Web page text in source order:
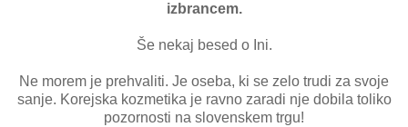
izbrancem.
Še nekaj besed o Ini.
Ne morem je prehvaliti. Je oseba, ki se zelo trudi za svoje
sanje. Korejska kozmetika je ravno zaradi nje dobila toliko
pozornosti na slovenskem trgu!